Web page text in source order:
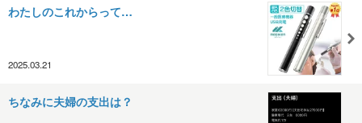
わたしのこれからって…
2025.03.21
ちなみに夫婦の支出は？